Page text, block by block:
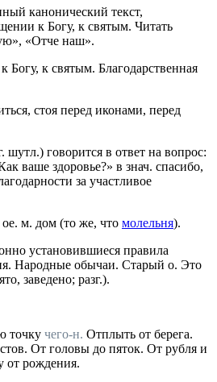
канонический текст,
к Богу, к святым. Читать
«Отче наш».
Богу, к святым. Благодарственная
стоя перед иконами, перед
шутл.) говорится в ответ на вопрос:
ваше здоровье?» в знач. спасибо,
за участливое
ое. м. дом (то же, что молельня).
установившиеся правила
Народные обычаи. Старый о. Это
заведено; разг.).
точку чего-н. Отплыть от берега.
От головы до пяток. От рубля и
от рождения.